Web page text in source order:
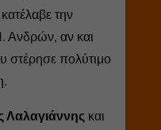
κατέλαβε την
Ανδρών, αν και
στέρησε πολύτιμο
Λαλαγιάννης και